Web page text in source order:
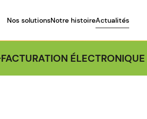
Nos solutionsNotre histoireActualités
FACTURATION